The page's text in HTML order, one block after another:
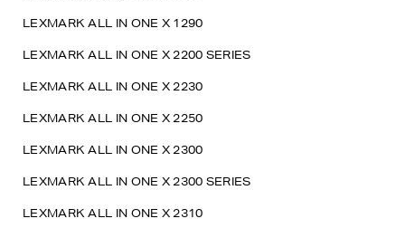
LEXMARK ALL IN ONE X 1290
LEXMARK ALL IN ONE X 2200 SERIES
LEXMARK ALL IN ONE X 2230
LEXMARK ALL IN ONE X 2250
LEXMARK ALL IN ONE X 2300
LEXMARK ALL IN ONE X 2300 SERIES
LEXMARK ALL IN ONE X 2310